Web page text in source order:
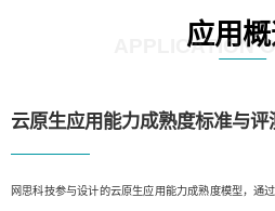
应用
APPLICATION
云原生应用能力成熟度标准与评
网思科技参与设计的云原生应用能力成熟度模型，通